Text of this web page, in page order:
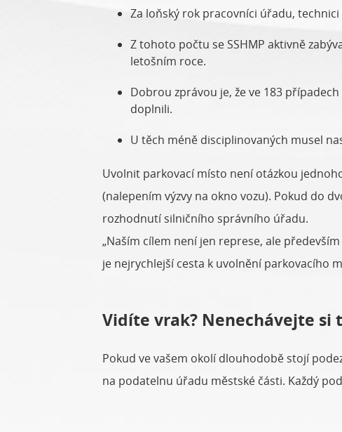
Za loňský rok pracovníci úřadu, technici
Z tohoto počtu se SSHMP aktivně
letošním roce.
Dobrou zprávou je, že ve 183
doplnili.
U těch méně disciplinovaných musel
Uvolnit parkovací místo není otázkou
(nalepením výzvy na okno vozu). Pokud do
rozhodnutí silničního správního úřadu.
„Naším cílem není jen represe, ale
je nejrychlejší cesta k uvolnění parkovacího
Vidíte vrak? Nenechávejte si
Pokud ve vašem okolí dlouhodobě stojí
na podatelnu úřadu městské části. Každý